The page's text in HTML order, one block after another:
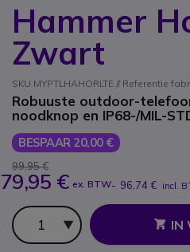
Hammer
Zwart
SKU MYPTLHAHORLTE // Referentie
Robuuste outdoor-
noodknop en IP68-/MIL-
BESPAAR 20,00 €
99,95 €
79,95 € ex. BTW- 96,74 € incl.
Aantal
IN
Ga naar het begin van de